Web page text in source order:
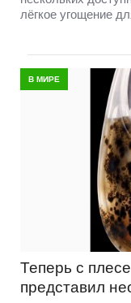
лёгкое угощение
В МИРЕ
Теперь с
представил